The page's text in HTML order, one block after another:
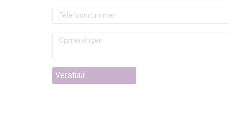
Verstuur